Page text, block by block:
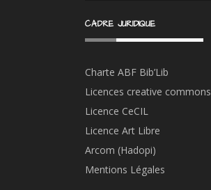
CADRE JURIDIQUE
Charte ABF Bib’Lib
Licences creative commons
Licence CeCIL
Licence Art Libre
Arcom (Hadopi)
Mentions Légales